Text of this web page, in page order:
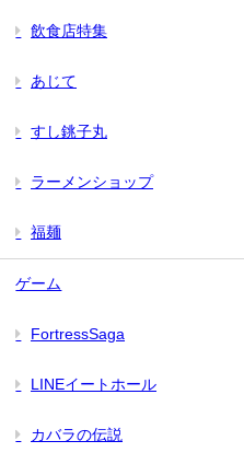
飲食店特集
あじて
すし銚子丸
ラーメンショップ
福麺
ゲーム
FortressSaga
LINEイートホール
カバラの伝説